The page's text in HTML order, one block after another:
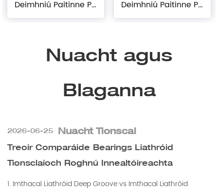
Deimhniú Paitinne Phraiticiúil Deimhniú Paitinne Phraiticiúil
Nuacht agus
Blaganna
2026-06-25 Nuacht Tionscal
Treoir Comparáide Bearings Liathróid
Tionsclaíoch Roghnú Innealtóireachta
1. Imthacaí Liathróid Deep Groove vs Imthacaí Liathróid